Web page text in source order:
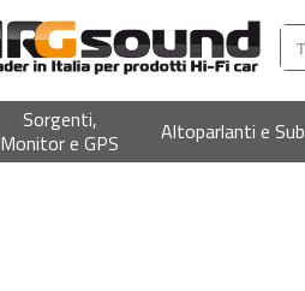
Sorgenti,
Monitor e GPS
Altoparlanti e Sub